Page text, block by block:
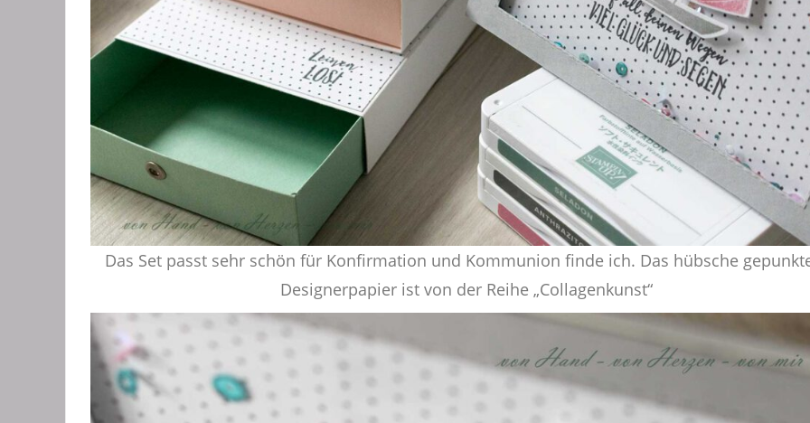
Das Set passt sehr schön für Konfirmation und Kommunion finde ich. Das hübsche
Designerpapier ist von der Reihe „Collagenkunst“